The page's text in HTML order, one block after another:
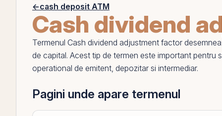
←cash deposit ATM
Cash dividend
Termenul Cash dividend adjustment factor
de capital. Acest tip de termen este important pentru
operational de emitent, depozitar si intermediar.
Pagini unde apare termenul